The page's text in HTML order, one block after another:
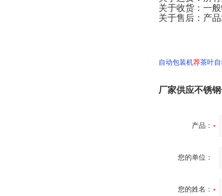
关于收货：一
关于售后：产
自动包装机荐茶叶
厂家供应不锈
产品：
您的单位：
您的姓名：